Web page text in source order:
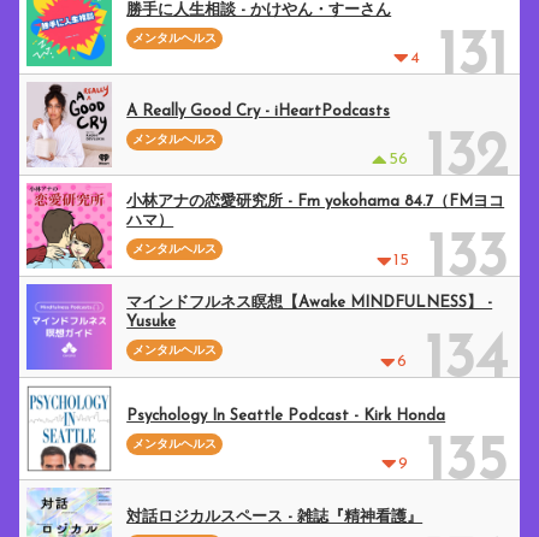
4 131
勝手に人生相談 - かけやん・すーさん
メンタルヘルス
56 132
A Really Good Cry - iHeartPodcasts
メンタルヘルス
15 133
小林アナの恋愛研究所 - Fm yokohama 84.7（FMヨコ
ハマ）
メンタルヘルス
6 134
マインドフルネス瞑想【Awake MINDFULNESS】 -
Yusuke
メンタルヘルス
9 135
Psychology In Seattle Podcast - Kirk Honda
メンタルヘルス
対話ロジカルスペース - 雑誌『精神看護』